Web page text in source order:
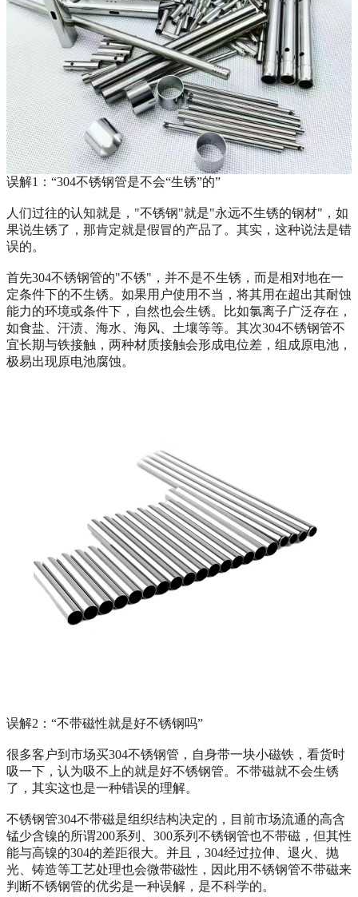
误解1：“304不锈钢管是不会“生锈”的”
人们过往的认知就是，"不锈钢"就是"永远不生锈的钢材"，如
果说生锈了，那肯定就是假冒的产品了。其实，这种说法是错
误的。
首先304不锈钢管的"不锈"，并不是不生锈，而是相对地在一
定条件下的不生锈。如果用户使用不当，将其用在超出其耐蚀
能力的环境或条件下，自然也会生锈。比如氯离子广泛存在，
如食盐、汗渍、海水、海风、土壤等等。其次304不锈钢管不
宜长期与铁接触，两种材质接触会形成电位差，组成原电池，
极易出现原电池腐蚀。
误解2：“不带磁性就是好不锈钢吗”
很多客户到市场买304不锈钢管，自身带一块小磁铁，看货时
吸一下，认为吸不上的就是好不锈钢管。不带磁就不会生锈
了，其实这也是一种错误的理解。
不锈钢管304不带磁是组织结构决定的，目前市场流通的高含
锰少含镍的所谓200系列、300系列不锈钢管也不带磁，但其性
能与高镍的304的差距很大。并且，304经过拉伸、退火、抛
光、铸造等工艺处理也会微带磁性，因此用不锈钢管不带磁来
判断不锈钢管的优劣是一种误解，是不科学的。